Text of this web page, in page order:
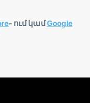
- ում կամGoogle